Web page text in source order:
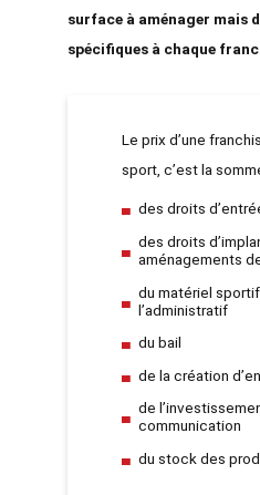
Le prix d’une
sport, c’est la
des droits
des droits
aménagements
du matériel
l’administratif
du bail
de la création
de
communication
du stock des
surface à aménager mais
spécifiques à chaque